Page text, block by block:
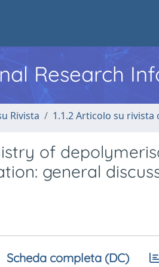
Research
Rivista 1.1.2 Articolo su rivista
of
general
Scheda completa (DC)